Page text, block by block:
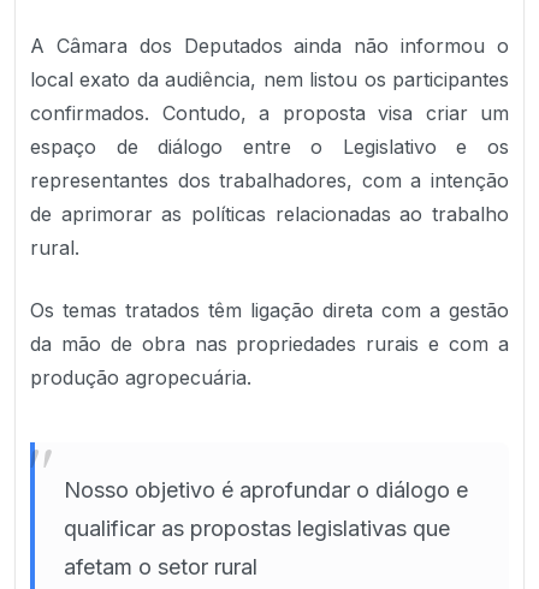
A Câmara dos Deputados ainda não informou o
local exato da audiência, nem listou os participantes
confirmados. Contudo, a proposta visa criar um
espaço de diálogo entre o Legislativo e os
representantes dos trabalhadores, com a intenção
de aprimorar as políticas relacionadas ao trabalho
rural.
Os temas tratados têm ligação direta com a gestão
da mão de obra nas propriedades rurais e com a
produção agropecuária.
"
Nosso objetivo é aprofundar o diálogo e
qualificar as propostas legislativas que
afetam o setor rural